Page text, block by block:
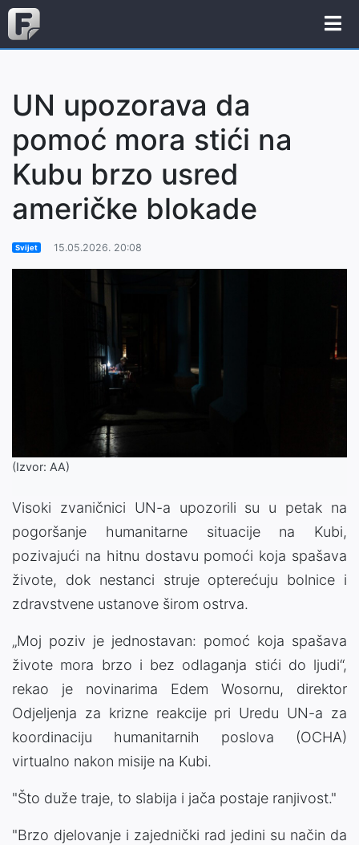
UN upozorava da
pomoć mora stići na
Kubu brzo usred
američke blokade
Svijet 15.05.2026. 20:08
(Izvor: AA)
Visoki zvaničnici UN-a upozorili su u petak na
pogoršanje humanitarne situacije na Kubi,
pozivajući na hitnu dostavu pomoći koja spašava
živote, dok nestanci struje opterećuju bolnice i
zdravstvene ustanove širom ostrva.
„Moj poziv je jednostavan: pomoć koja spašava
živote mora brzo i bez odlaganja stići do ljudi“,
rekao je novinarima Edem Wosornu, direktor
Odjeljenja za krizne reakcije pri Uredu UN-a za
koordinaciju humanitarnih poslova (OCHA)
virtualno nakon misije na Kubi.
"Što duže traje, to slabija i jača postaje ranjivost."
"Brzo djelovanje i zajednički rad jedini su način da